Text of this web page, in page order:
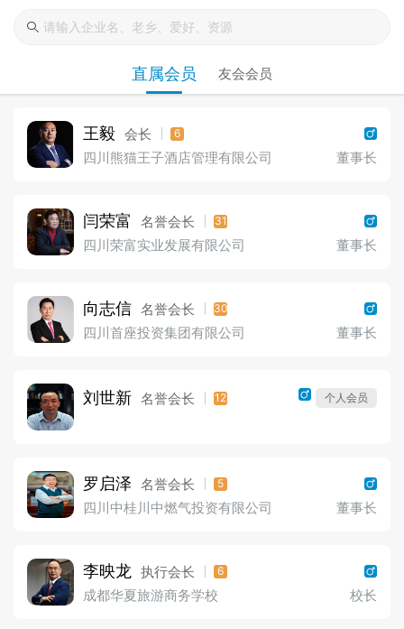
直属会员 友会会员
王毅 会长 6
四川熊猫王子酒店管理有限公司 董事长
闫荣富 名誉会长 31
四川荣富实业发展有限公司 董事长
向志信 名誉会长 30
四川首座投资集团有限公司 董事长
刘世新 名誉会长 12 个人会员
罗启泽 名誉会长 5
四川中桂川中燃气投资有限公司 董事长
李映龙 执行会长 6
成都华夏旅游商务学校 校长